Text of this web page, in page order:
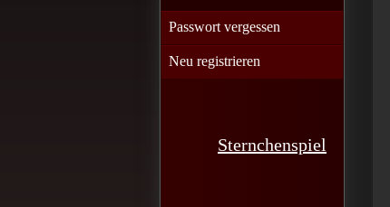
Passwort vergessen
Neu registrieren
Sternchenspiel